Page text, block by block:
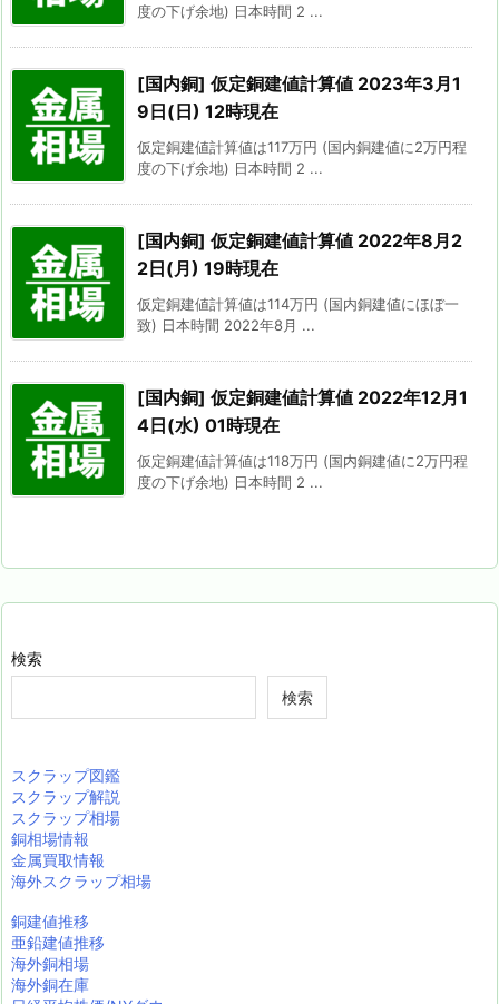
度の下げ余地) 日本時間 2 ...
[国内銅] 仮定銅建値計算値 2023年3月1
9日(日) 12時現在
仮定銅建値計算値は117万円 (国内銅建値に2万円程
度の下げ余地) 日本時間 2 ...
[国内銅] 仮定銅建値計算値 2022年8月2
2日(月) 19時現在
仮定銅建値計算値は114万円 (国内銅建値にほぼ一
致) 日本時間 2022年8月 ...
[国内銅] 仮定銅建値計算値 2022年12月1
4日(水) 01時現在
仮定銅建値計算値は118万円 (国内銅建値に2万円程
度の下げ余地) 日本時間 2 ...
検索
検索
スクラップ図鑑
スクラップ解説
スクラップ相場
銅相場情報
金属買取情報
海外スクラップ相場
銅建値推移
亜鉛建値推移
海外銅相場
海外銅在庫